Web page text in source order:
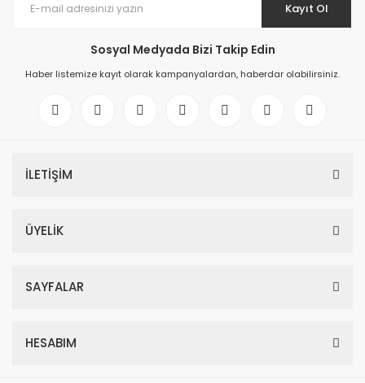
Kayıt Ol
Sosyal Medyada Bizi Takip Edin
Haber listemize kayıt olarak kampanyalardan, haberdar olabilirsiniz.
İLETİŞİM
ÜYELİK
SAYFALAR
HESABIM